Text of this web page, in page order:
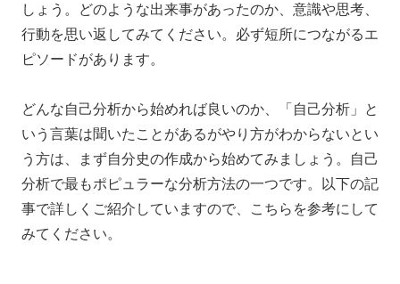
しょう。どのような出来事があったのか、意識や思考、
行動を思い返してみてください。必ず短所につながるエ
ピソードがあります。
どんな自己分析から始めれば良いのか、「自己分析」と
いう言葉は聞いたことがあるがやり方がわからないとい
う方は、まず自分史の作成から始めてみましょう。自己
分析で最もポピュラーな分析方法の一つです。以下の記
事で詳しくご紹介していますので、こちらを参考にして
みてください。